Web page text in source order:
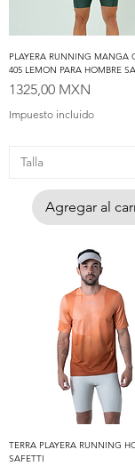
PLAYERA RUNNING MANGA
405 LEMON PARA HOMBRE
Precio
1325,00 MXN
Impuesto incluido
Agregar al
TERRA PLAYERA RUNNING
SAFETTI